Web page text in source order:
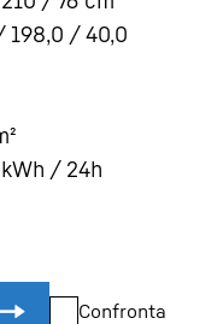
198,0 / 40,0
kWh / 24h
Confronta